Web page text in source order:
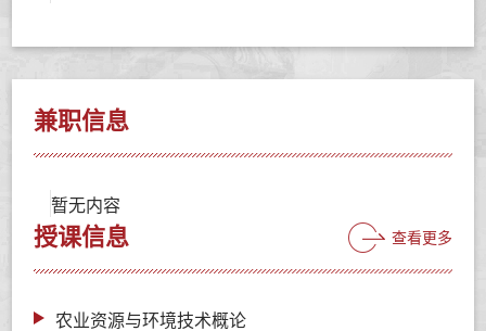
兼职信息
暂无内容
授课信息 查看更多
农业资源与环境技术概论